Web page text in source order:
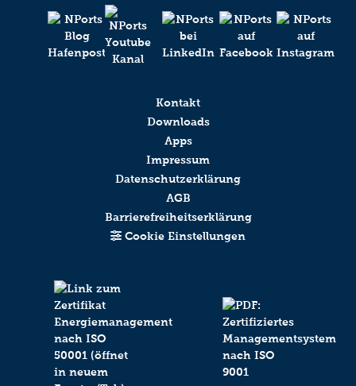
Kontakt
Downloads
Apps
Impressum
Datenschutzerklärung
AGB
Barrierefreiheitserklärung
Cookie Einstellungen